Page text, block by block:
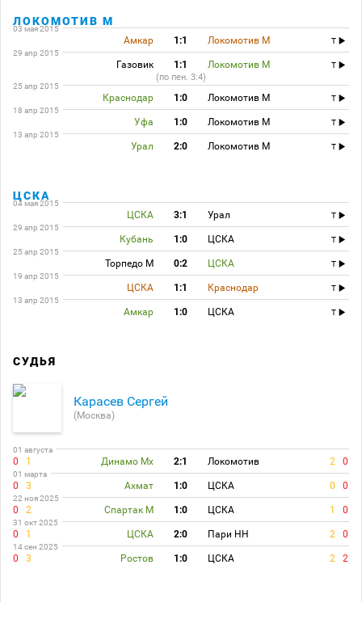
ЛОКОМОТИВ М
03 мая 2015
Амкар 1:1 Локомотив М
T
29 апр 2015
Газовик 1:1 Локомотив М T
(по пен. 3:4)
25 апр 2015
Краснодар 1:0 Локомотив М
T
18 апр 2015
Уфа 1:0 Локомотив М
T
13 апр 2015
Урал 2:0 Локомотив М T
ЦСКА
04 мая 2015
ЦСКА 3:1 Урал
T
29 апр 2015
Кубань 1:0 ЦСКА
T
25 апр 2015
Торпедо М 0:2 ЦСКА
T
19 апр 2015
ЦСКА 1:1 Краснодар
T
13 апр 2015
Амкар 1:0 ЦСКА T
СУДЬЯ
Карасев Сергей
(Москва)
01 августа
0 1 Динамо Мх 2:1 Локомотив 2 0
01 марта
0 3 Ахмат 1:0 ЦСКА 0 0
22 ноя 2025
0 2 Спартак М 1:0 ЦСКА 1 0
31 окт 2025
0 1 ЦСКА 2:0 Пари НН 2 0
14 сен 2025
0 3 Ростов 1:0 ЦСКА 2 2